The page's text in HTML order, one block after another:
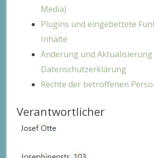
Media)
Plugins und eingebettete
Inhalte
Änderung und
Datenschutzerklärung
Rechte der betroffenen
Verantwortlicher